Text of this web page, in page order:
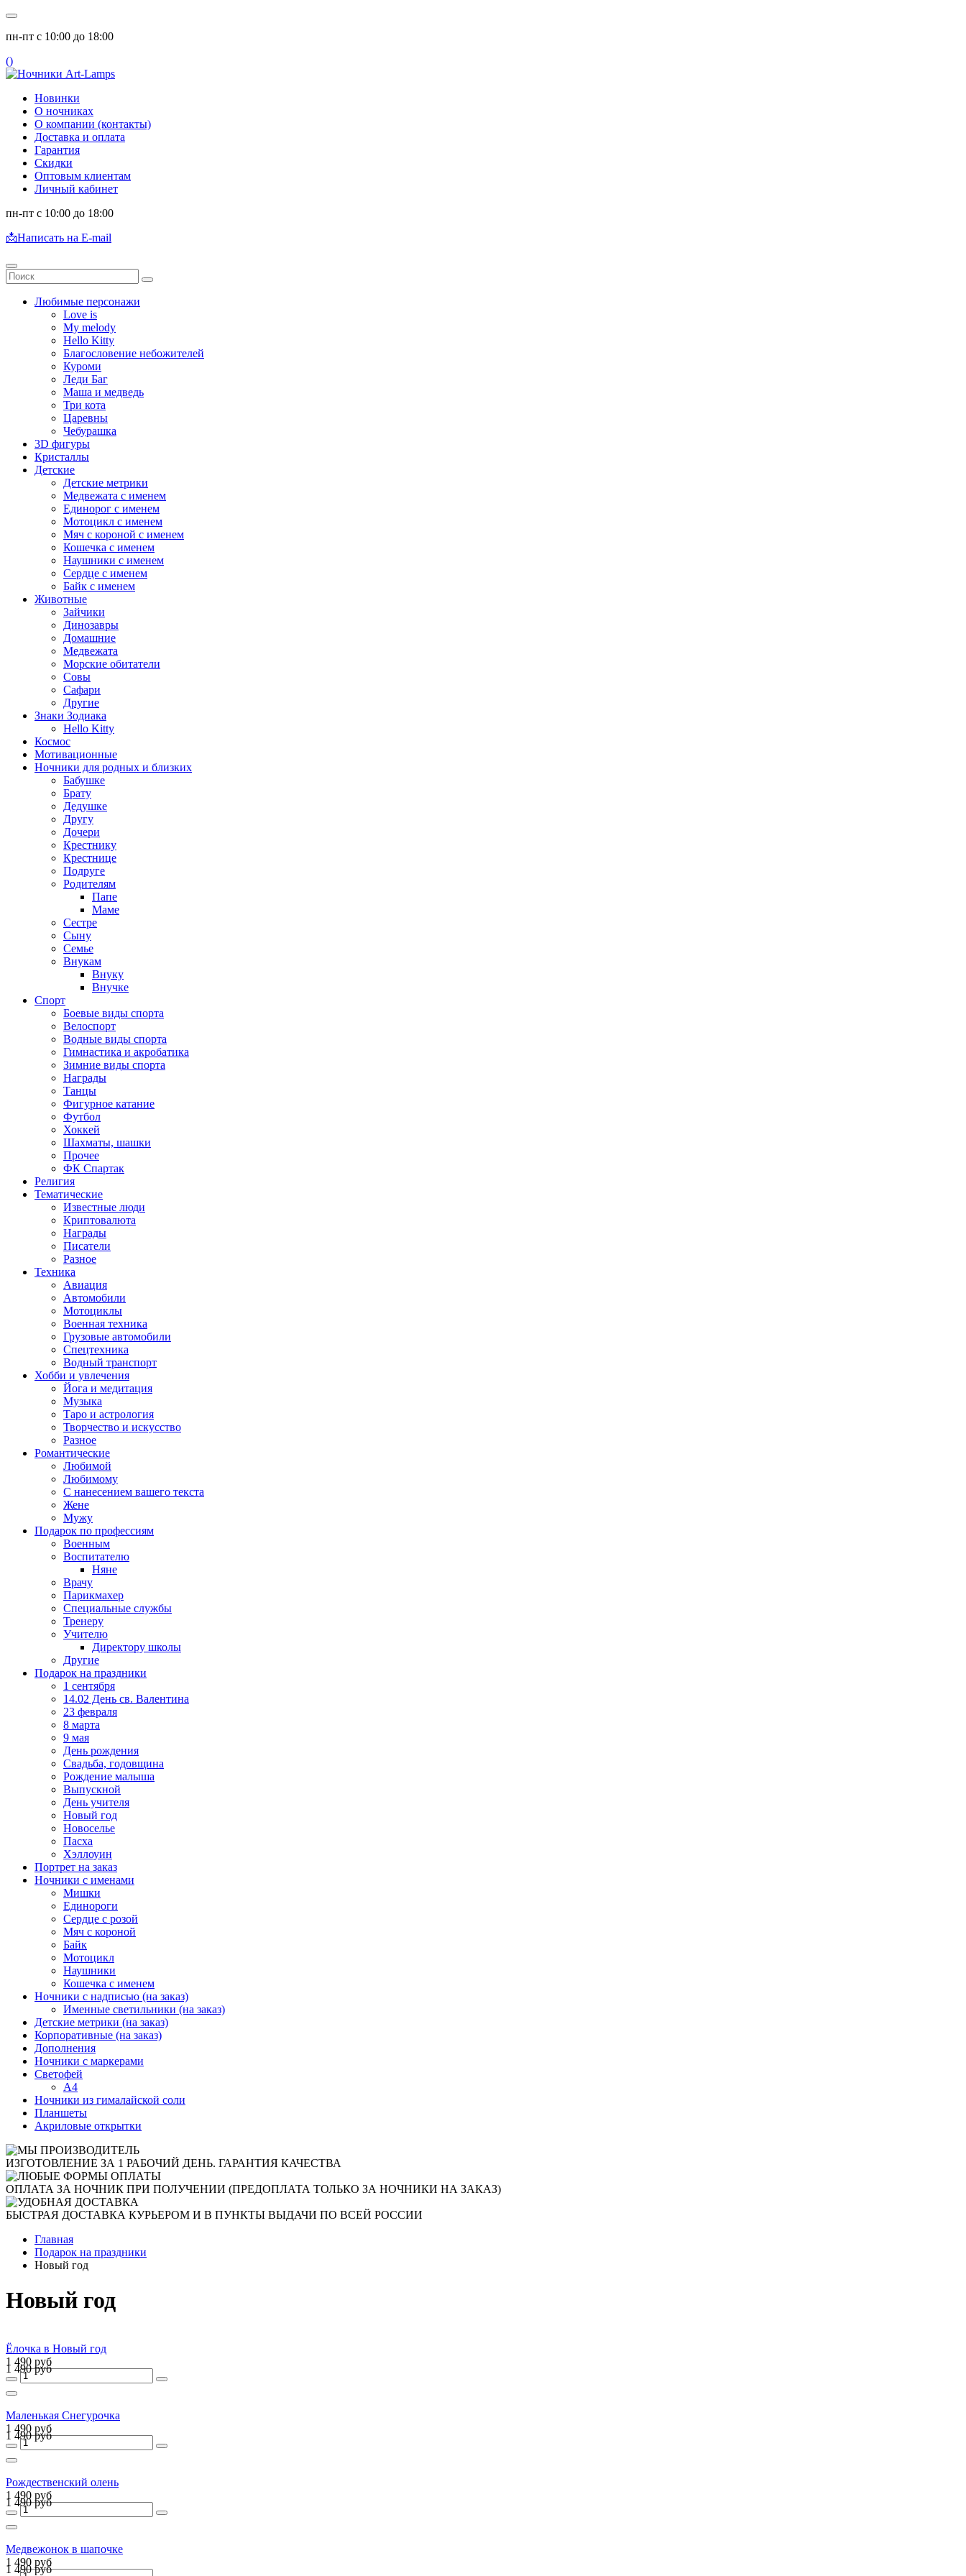
пн-пт с 10:00 до 18:00
()
Новинки
О ночниках
О компании (контакты)
Доставка и оплата
Гарантия
Скидки
Оптовым клиентам
Личный кабинет
пн-пт с 10:00 до 18:00
📩Написать на E-mail
Любимые персонажи
Love is
My melody
Hello Kitty
Благословение небожителей
Куроми
Леди Баг
Маша и медведь
Три кота
Царевны
Чебурашка
3D фигуры
Кристаллы
Детские
Детские метрики
Медвежата с именем
Единорог с именем
Мотоцикл с именем
Мяч с короной с именем
Кошечка с именем
Наушники с именем
Сердце с именем
Байк с именем
Животные
Зайчики
Динозавры
Домашние
Медвежата
Морские обитатели
Совы
Сафари
Другие
Знаки Зодиака
Hello Kitty
Космос
Мотивационные
Ночники для родных и близких
Бабушке
Брату
Дедушке
Другу
Дочери
Крестнику
Крестнице
Подруге
Родителям
Папе
Маме
Сестре
Сыну
Семье
Внукам
Внуку
Внучке
Спорт
Боевые виды спорта
Велоспорт
Водные виды спорта
Гимнастика и акробатика
Зимние виды спорта
Награды
Танцы
Фигурное катание
Футбол
Хоккей
Шахматы, шашки
Прочее
ФК Спартак
Религия
Тематические
Известные люди
Криптовалюта
Награды
Писатели
Разное
Техника
Авиация
Автомобили
Мотоциклы
Военная техника
Грузовые автомобили
Спецтехника
Водный транспорт
Хобби и увлечения
Йога и медитация
Музыка
Таро и астрология
Творчество и искусство
Разное
Романтические
Любимой
Любимому
С нанесением вашего текста
Жене
Мужу
Подарок по профессиям
Военным
Воспитателю
Няне
Врачу
Парикмахер
Специальные службы
Тренеру
Учителю
Директору школы
Другие
Подарок на праздники
1 сентября
14.02 День св. Валентина
23 февраля
8 марта
9 мая
День рождения
Свадьба, годовщина
Рождение малыша
Выпускной
День учителя
Новый год
Новоселье
Пасха
Хэллоуин
Портрет на заказ
Ночники с именами
Мишки
Единороги
Сердце с розой
Мяч с короной
Байк
Мотоцикл
Наушники
Кошечка с именем
Ночники с надписью (на заказ)
Именные светильники (на заказ)
Детские метрики (на заказ)
Корпоративные (на заказ)
Дополнения
Ночники с маркерами
Светофей
А4
Ночники из гималайской соли
Планшеты
Акриловые открытки
ИЗГОТОВЛЕНИЕ ЗА 1 РАБОЧИЙ ДЕНЬ. ГАРАНТИЯ КАЧЕСТВА
ОПЛАТА ЗА НОЧНИК ПРИ ПОЛУЧЕНИИ (ПРЕДОПЛАТА ТОЛЬКО ЗА НОЧНИКИ НА ЗАКАЗ)
БЫСТРАЯ ДОСТАВКА КУРЬЕРОМ И В ПУНКТЫ ВЫДАЧИ ПО ВСЕЙ РОССИИ
Главная
Подарок на праздники
Новый год
Новый год
Ёлочка в Новый год
1 490 руб
1 490 руб
Маленькая Снегурочка
1 490 руб
1 490 руб
Рождественский олень
1 490 руб
1 490 руб
Медвежонок в шапочке
1 490 руб
1 490 руб